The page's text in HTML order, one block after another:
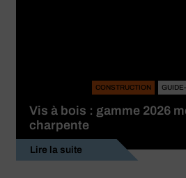
CONSTRUCTION
Vis à bois : gamme 2026
charpente
Lire la suite